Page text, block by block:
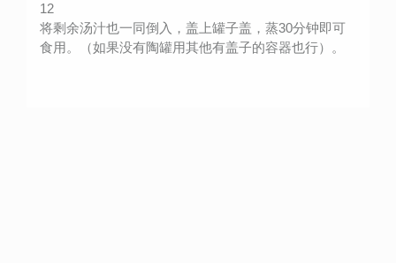
12
将剩余汤汁也一同倒入，盖上罐子盖，蒸30分钟即可
食用。（如果没有陶罐用其他有盖子的容器也行）。